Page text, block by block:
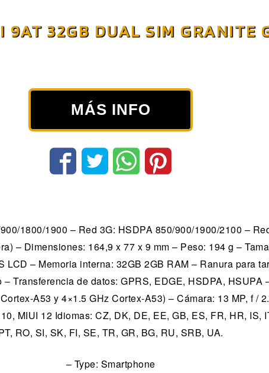
9AT 32GB DUAL SIM GRANITE
MÁS INFO
1800/1900 – Red 3G: HSDPA 850/900/1900/2100 –
– Dimensiones: 164,9 x 77 x 9 mm – Peso: 194 g –
– Memoria interna: 32GB 2GB RAM – Ranura para
Transferencia de datos: GPRS, EDGE, HSDPA, HSUPA
A53 y 4×1.5 GHz Cortex-A53) – Cámara: 13 MP, f /
MIUI 12 Idiomas: CZ, DK, DE, EE, GB, ES, FR, HR, IS,
RO, SI, SK, FI, SE, TR, GR, BG, RU, SRB, UA.
– Type: Smartphone